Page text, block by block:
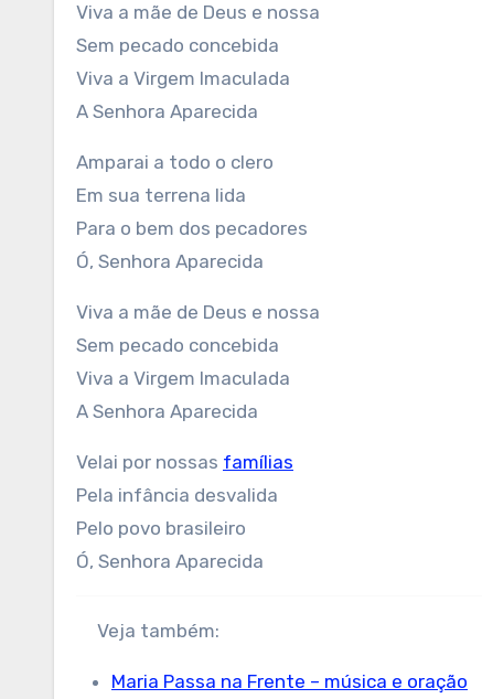
Viva a mãe de Deus e nossa
Sem pecado concebida
Viva a Virgem Imaculada
A Senhora Aparecida
Amparai a todo o clero
Em sua terrena lida
Para o bem dos pecadores
Ó, Senhora Aparecida
Viva a mãe de Deus e nossa
Sem pecado concebida
Viva a Virgem Imaculada
A Senhora Aparecida
Velai por nossas famílias
Pela infância desvalida
Pelo povo brasileiro
Ó, Senhora Aparecida
Veja também:
Maria Passa na Frente – música e oração